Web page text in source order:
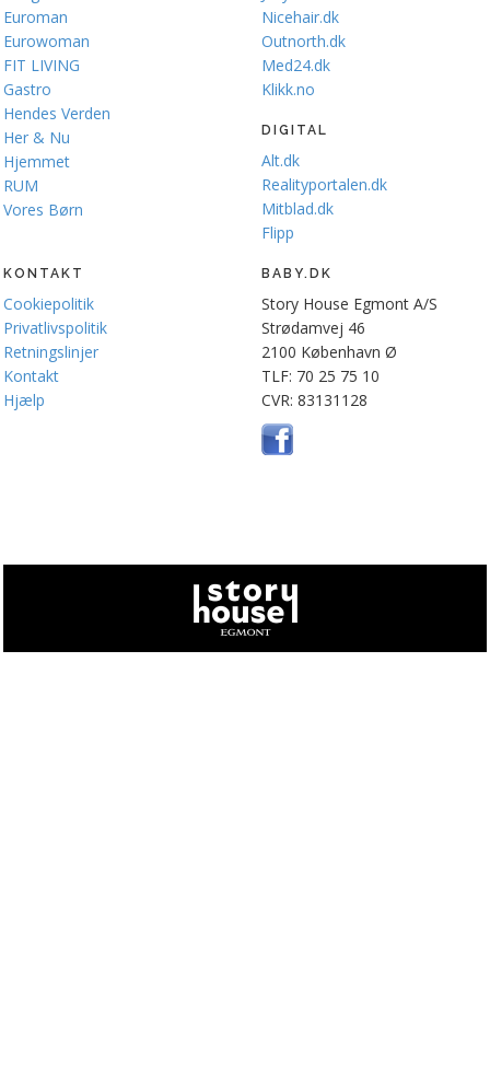
Euroman
Eurowoman
FIT LIVING
Gastro
Hendes Verden
Her & Nu
Hjemmet
RUM
Vores Børn
Nicehair.dk
Outnorth.dk
Med24.dk
Klikk.no
DIGITAL
Alt.dk
Realityportalen.dk
Mitblad.dk
Flipp
KONTAKT
Cookiepolitik
Privatlivspolitik
Retningslinjer
Kontakt
Hjælp
BABY.DK
Story House Egmont A/S
Strødamvej 46
2100 København Ø
TLF: 70 25 75 10
CVR: 83131128